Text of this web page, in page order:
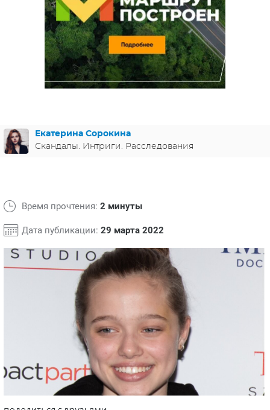
МЕЛОДРАМЫ
ИСПАНИЯ
ФРАНЦИЯ
ГЕРМАНИЯ
СВЕТСКИЕ НОВОСТИ
СПОЙЛЕРЫ ИЗ СЕРИАЛОВ
Екатерина Сорокина
Скандалы. Интриги. Расследования
Время прочтения: 2 минуты
Дата публикации: 29 марта 2022